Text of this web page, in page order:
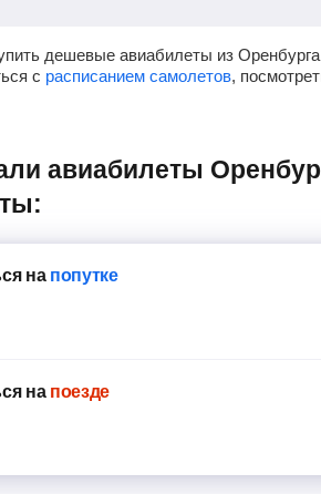
дешевые авиабилеты из
с расписанием самолетов,
на попутке
на поезде